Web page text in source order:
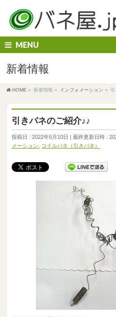
MENU
新着情報
HOME » 新着情報 » インフォメーション »
引きバネのご紹介♪♪
投稿日 : 2022年6月10日 最終更新日時 :
メーション
コイルバネ（引きバネ）